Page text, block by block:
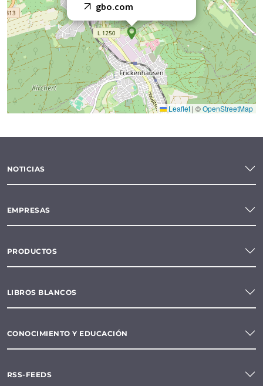
gbo.com
Leaflet | ©OpenStreetMap
NOTICIAS
EMPRESAS
PRODUCTOS
LIBROS BLANCOS
CONOCIMIENTO Y EDUCACIÓN
RSS-FEEDS